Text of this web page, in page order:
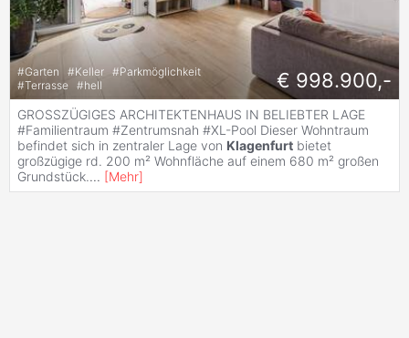
#Garten #Keller #Parkmöglichkeit
#Terrasse #hell € 998.900,-
GROSSZÜGIGES ARCHITEKTENHAUS IN BELIEBTER LAGE
#Familientraum #Zentrumsnah #XL-Pool Dieser Wohntraum
befindet sich in zentraler Lage von Klagenfurt bietet
großzügige rd. 200 m² Wohnfläche auf einem 680 m² großen
Grundstück.... [Mehr]